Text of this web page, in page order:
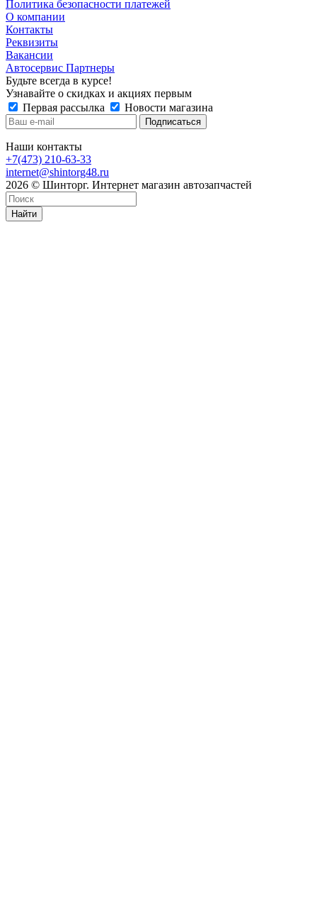
Политика безопасности платежей
О компании
Контакты
Реквизиты
Вакансии
Автосервис Партнеры
Будьте всегда в курсе!
Узнавайте о скидках и акциях первым
Первая рассылка
Новости магазина
Наши контакты
+7(473) 210-63-33
internet@shintorg48.ru
2026 © Шинторг. Интернет магазин автозапчастей
Найти